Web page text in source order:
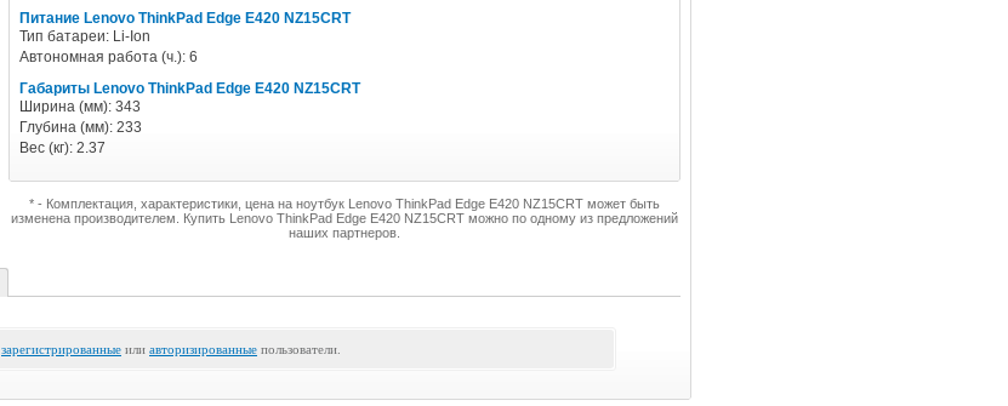
Питание Lenovo ThinkPad Edge E420 NZ15CRT
Тип батареи: Li-Ion
Автономная работа (ч.): 6
Габариты Lenovo ThinkPad Edge E420 NZ15CRT
Ширина (мм): 343
Глубина (мм): 233
Вес (кг): 2.37
* - Комплектация, характеристики, цена на ноутбук Lenovo ThinkPad Edge E420 NZ15CRT может быть
изменена производителем. Купить Lenovo ThinkPad Edge E420 NZ15CRT можно по одному из предложений
наших партнеров.
зарегистрированные или авторизированные пользователи.